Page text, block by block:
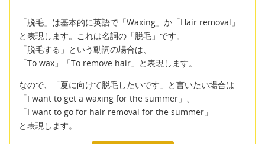
「脱毛」は基本的に英語で「Waxing」か「Hair removal」
と表現します。これは名詞の「脱毛」です。
「脱毛する」という動詞の場合は、
「To wax」「To remove hair」と表現します。
なので、「夏に向けて脱毛したいです」と言いたい場合は
「I want to get a waxing for the summer」、
「I want to go for hair removal for the summer」
と表現します。